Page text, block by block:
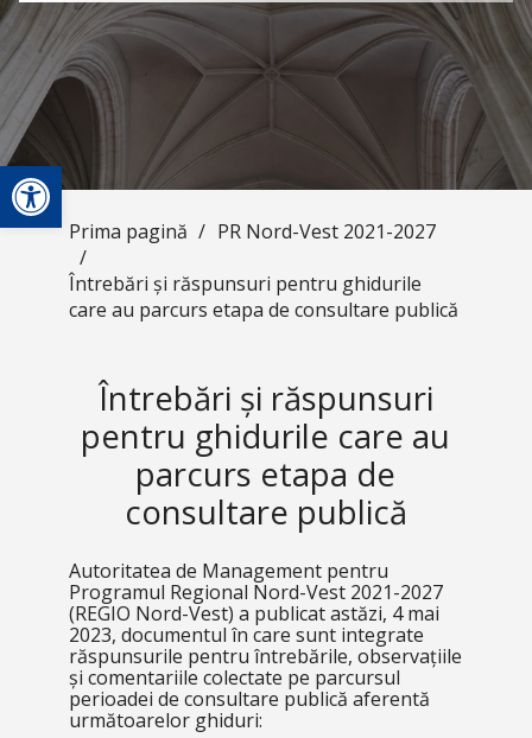
Deschide bara de unelte
Prima pagină / PR Nord-Vest 2021-2027
/
Întrebări și răspunsuri pentru ghidurile
care au parcurs etapa de consultare publică
Întrebări și răspunsuri
pentru ghidurile care au
parcurs etapa de
consultare publică
Autoritatea de Management pentru
Programul Regional Nord-Vest 2021-2027
(REGIO Nord-Vest) a publicat astăzi, 4 mai
2023, documentul în care sunt integrate
răspunsurile pentru întrebările, observațiile
și comentariile colectate pe parcursul
perioadei de consultare publică aferentă
următoarelor ghiduri: